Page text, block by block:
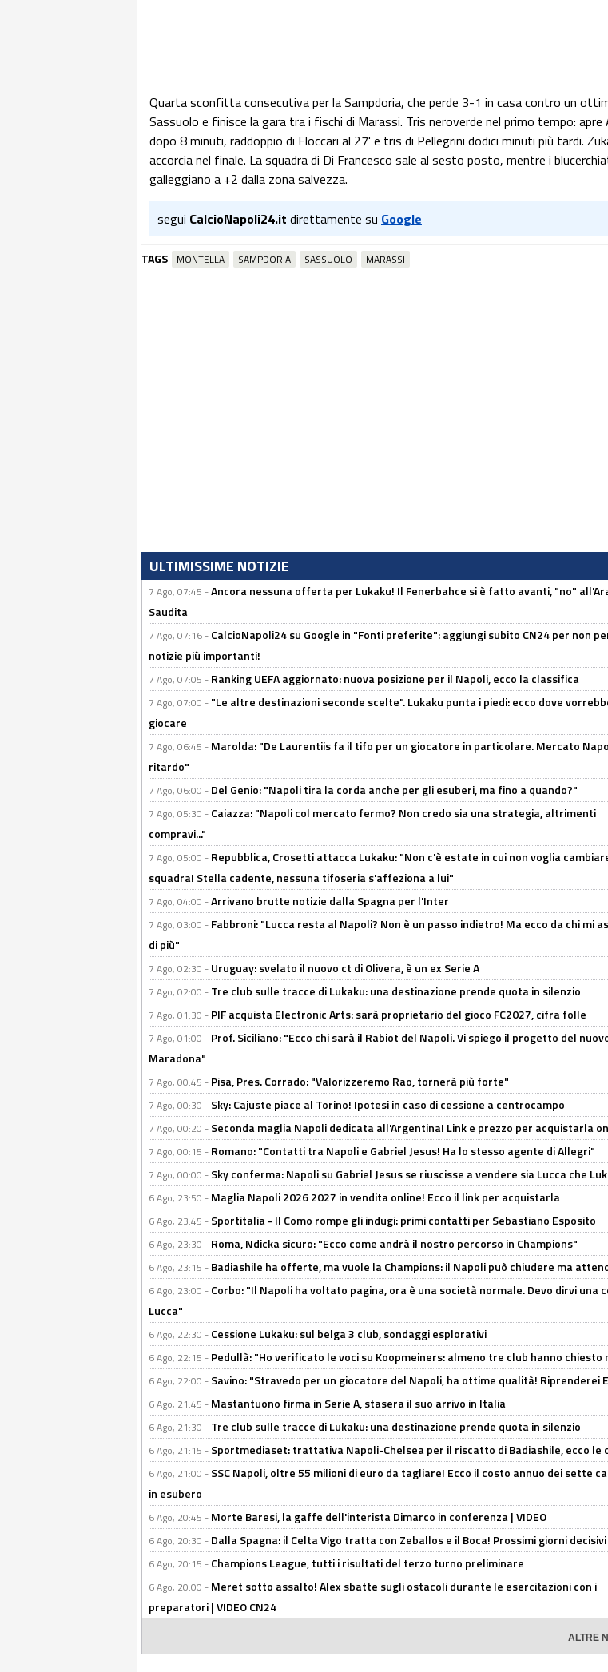
Quarta sconfitta consecutiva per la Sampdoria, che perde 3-1 in casa contro un
Sassuolo e finisce la gara tra i fischi di Marassi. Tris neroverde nel primo tempo: apre
dopo 8 minuti, raddoppio di Floccari al 27' e tris di Pellegrini dodici minuti più tardi.
accorcia nel finale. La squadra di Di Francesco sale al sesto posto, mentre i
galleggiano a +2 dalla zona salvezza.
segui CalcioNapoli24.it direttamente su Google
TAGS MONTELLA SAMPDORIA SASSUOLO MARASSI
ULTIMISSIME NOTIZIE
7 Ago, 07:45 -Ancora nessuna offerta per Lukaku! Il Fenerbahce si è fatto avanti, "no"
Saudita
7 Ago, 07:16 - CalcioNapoli24 su Google in "Fonti preferite": aggiungi subito CN24 per non
notizie più importanti!
7 Ago, 07:05 - Ranking UEFA aggiornato: nuova posizione per il Napoli, ecco la classifica
7 Ago, 07:00 - "Le altre destinazioni seconde scelte". Lukaku punta i piedi: ecco dove
giocare
7 Ago, 06:45 - Marolda: "De Laurentiis fa il tifo per un giocatore in particolare. Mercato
ritardo"
7 Ago, 06:00 - Del Genio: "Napoli tira la corda anche per gli esuberi, ma fino a quando?"
7 Ago, 05:30 - Caiazza: "Napoli col mercato fermo? Non credo sia una strategia, altrimenti
compravi..."
7 Ago, 05:00 - Repubblica, Crosetti attacca Lukaku: "Non c'è estate in cui non voglia
squadra! Stella cadente, nessuna tifoseria s'affeziona a lui"
7 Ago, 04:00 -Arrivano brutte notizie dalla Spagna per l'Inter
7 Ago, 03:00 - Fabbroni: "Lucca resta al Napoli? Non è un passo indietro! Ma ecco da chi mi
di più"
7 Ago, 02:30 - Uruguay: svelato il nuovo ct di Olivera, è un ex Serie A
7 Ago, 02:00 - Tre club sulle tracce di Lukaku: una destinazione prende quota in silenzio
7 Ago, 01:30 - PIF acquista Electronic Arts: sarà proprietario del gioco FC2027, cifra folle
7 Ago, 01:00 - Prof. Siciliano: "Ecco chi sarà il Rabiot del Napoli. Vi spiego il progetto del
Maradona"
7 Ago, 00:45 - Pisa, Pres. Corrado: "Valorizzeremo Rao, tornerà più forte"
7 Ago, 00:30 - Sky: Cajuste piace al Torino! Ipotesi in caso di cessione a centrocampo
7 Ago, 00:20 - Seconda maglia Napoli dedicata all'Argentina! Link e prezzo per acquistarla
7 Ago, 00:15 - Romano: "Contatti tra Napoli e Gabriel Jesus! Ha lo stesso agente di Allegri"
7 Ago, 00:00 - Sky conferma: Napoli su Gabriel Jesus se riuscisse a vendere sia Lucca che
6 Ago, 23:50 - Maglia Napoli 2026 2027 in vendita online! Ecco il link per acquistarla
6 Ago, 23:45 - Sportitalia - Il Como rompe gli indugi: primi contatti per Sebastiano Esposito
6 Ago, 23:30 - Roma, Ndicka sicuro: "Ecco come andrà il nostro percorso in Champions"
6 Ago, 23:15 - Badiashile ha offerte, ma vuole la Champions: il Napoli può chiudere ma
6 Ago, 23:00 - Corbo: "Il Napoli ha voltato pagina, ora è una società normale. Devo dirvi una
Lucca"
6 Ago, 22:30 - Cessione Lukaku: sul belga 3 club, sondaggi esplorativi
6 Ago, 22:15 - Pedullà: "Ho verificato le voci su Koopmeiners: almeno tre club hanno chiesto
6 Ago, 22:00 - Savino: "Stravedo per un giocatore del Napoli, ha ottime qualità! Riprenderei
6 Ago, 21:45 - Mastantuono firma in Serie A, stasera il suo arrivo in Italia
6 Ago, 21:30 - Tre club sulle tracce di Lukaku: una destinazione prende quota in silenzio
6 Ago, 21:15 - Sportmediaset: trattativa Napoli-Chelsea per il riscatto di Badiashile, ecco le
6 Ago, 21:00 - SSC Napoli, oltre 55 milioni di euro da tagliare! Ecco il costo annuo dei sette
in esubero
6 Ago, 20:45 - Morte Baresi, la gaffe dell'interista Dimarco in conferenza | VIDEO
6 Ago, 20:30 - Dalla Spagna: il Celta Vigo tratta con Zeballos e il Boca! Prossimi giorni decisivi
6 Ago, 20:15 - Champions League, tutti i risultati del terzo turno preliminare
6 Ago, 20:00 - Meret sotto assalto! Alex sbatte sugli ostacoli durante le esercitazioni con i
preparatori | VIDEO CN24
ALTRE